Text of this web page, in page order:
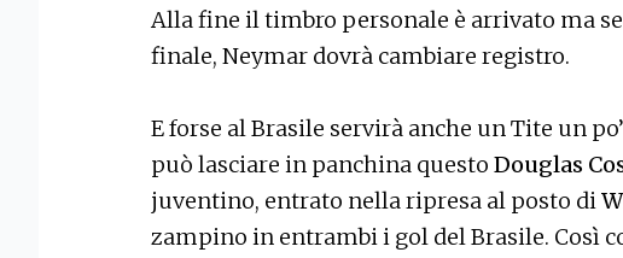
Alla fine il timbro personale è arrivato ma
finale, Neymar dovrà cambiare registro.
E forse al Brasile servirà anche un Tite un
può lasciare in panchina questo Douglas
juventino, entrato nella ripresa al posto di
zampino in entrambi i gol del Brasile. Così